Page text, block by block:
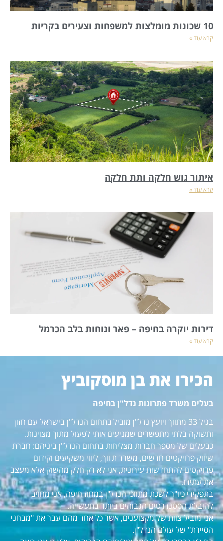
10 שכונות מומלצות למשפחות וצעירים בקריות
קרא עוד »
איתור גוש חלקה ותת חלקה
קרא עוד »
דירות יוקרה בחיפה – פאר ונוחות בלב הכרמל
קרא עוד »
הכירו את בן מוסקוביץ
בעלים משרד פתרונות נדל"ן בחיפה
בגיל 33 מתווך ויועץ נדל"ן מוביל בתחום הנדל"ן בישראל עם חזון
ותשוקה בלתי מתפשרים שמניעים אותי לפעול מתוך מצוינות.
כבעלים של מספר חברות מצליחות בתחום הנדל"ן ביניהם: חברת
שיווק פרויקטים חדשים, משרד תיווך, ליווי משקיעים וקידום
פרויקטים להתחדשות עירונית, אני לא רק חלק מהשוק אלא מעצב
את עתידו.
בתפקידי כיו"ר לשכת מתווכי הנדל"ן במחוז חיפה, אני מחויב
להובלת הסטנדרטים הגבוהים ביותר בתעשייה.
אני מוביל צוות של מקצוענים, אשר כל אחד מהם עבר את "מבחני
הסיירת" של עולם הנדל"ן.